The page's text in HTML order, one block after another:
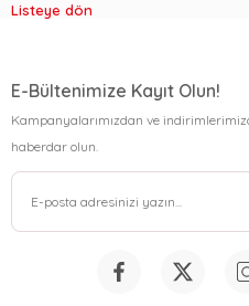
Listeye dön
E-Bültenimize Kayıt Olun!
Kampanyalarımızdan ve
haberdar olun.